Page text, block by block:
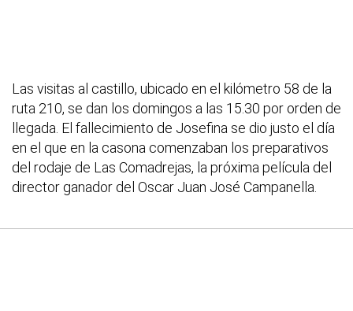
Las visitas al castillo, ubicado en el kilómetro 58 de la
ruta 210, se dan los domingos a las 15.30 por orden de
llegada. El fallecimiento de Josefina se dio justo el día
en el que en la casona comenzaban los preparativos
del rodaje de Las Comadrejas, la próxima película del
director ganador del Oscar Juan José Campanella.